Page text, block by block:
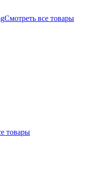
Смотреть все товары
товары